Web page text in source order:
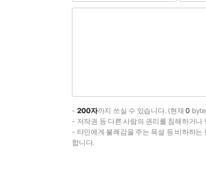
- 200자까지 쓰실 수 있습니다. (현재0
- 저작권 등 다른 사람의 권리를 침해하거
- 타인에게 불쾌감을 주는 욕설 등 비하하
합니다.